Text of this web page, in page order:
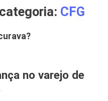
CFG
no varejo de